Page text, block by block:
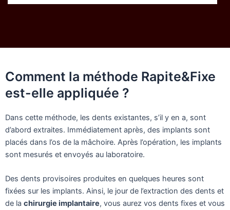
Comment la méthode Rapite&Fixe
est-elle appliquée ?
Dans cette méthode, les dents existantes, s’il y en a, sont
d’abord extraites. Immédiatement après, des implants sont
placés dans l’os de la mâchoire. Après l’opération, les implants
sont mesurés et envoyés au laboratoire.
Des dents provisoires produites en quelques heures sont
fixées sur les implants. Ainsi, le jour de l’extraction des dents et
de la chirurgie implantaire, vous aurez vos dents fixes et vous